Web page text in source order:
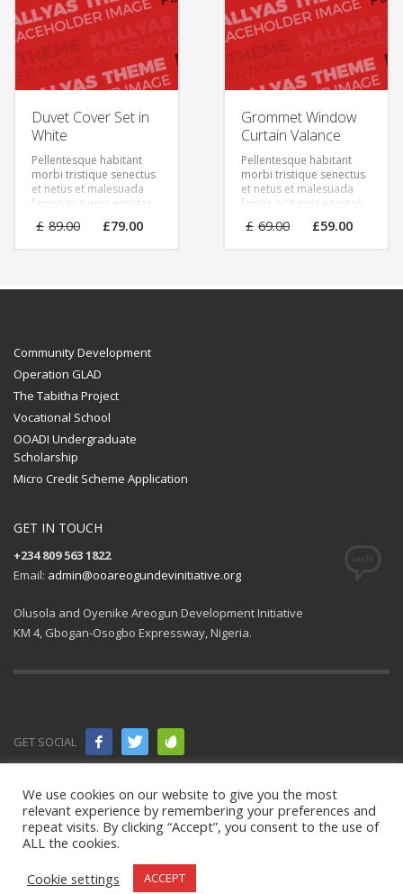
Duvet Cover Set in
White
Pellentesque habitant
morbi tristique senectus
et netus et malesuada
fames ac turpis egestas.
feugiat vitae, ultricies
semper. Aenean ultricies
£ 89.00 £79.00
Grommet Window
Curtain Valance
Pellentesque habitant
morbi tristique senectus
et netus et malesuada
fames ac turpis egestas.
feugiat vitae, ultricies
semper. Aenean ultricies
£ 69.00 £59.00
Community Development
Operation GLAD
The Tabitha Project
Vocational School
OOADI Undergraduate
Scholarship
Micro Credit Scheme Application
GET IN TOUCH
+234 809 563 1822
Email: admin@ooareogundevinitiative.org
Olusola and Oyenike Areogun Development Initiative
KM 4, Gbogan-Osogbo Expressway, Nigeria.
GET SOCIAL
© 2021 All
rights
reserved. OOAD Initiative.
We use cookies on our website to give you the most
relevant experience by remembering your preferences and
repeat visits. By clicking “Accept”, you consent to the use of
ALL the cookies.
Cookie settings
ACCEPT